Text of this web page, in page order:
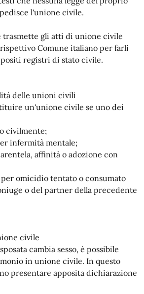
l'unione civile.
trasmette gli atti di unione civile
Comune italiano per farli
registri di stato civile.
delle unioni civili
un'unione civile se uno dei
civilmente;
infermità mentale;
affinità o adozione con
omicidio tentato o consumato
o del partner della precedente
civile
cambia sesso, è possibile
in unione civile. In questo
presentare apposita dichiarazione